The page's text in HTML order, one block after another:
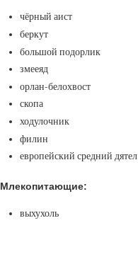
чёрный аист
беркут
большой подорлик
змееяд
орлан-белохвост
скопа
ходулочник
филин
европейский средний дятел
Млекопитающие:
выхухоль